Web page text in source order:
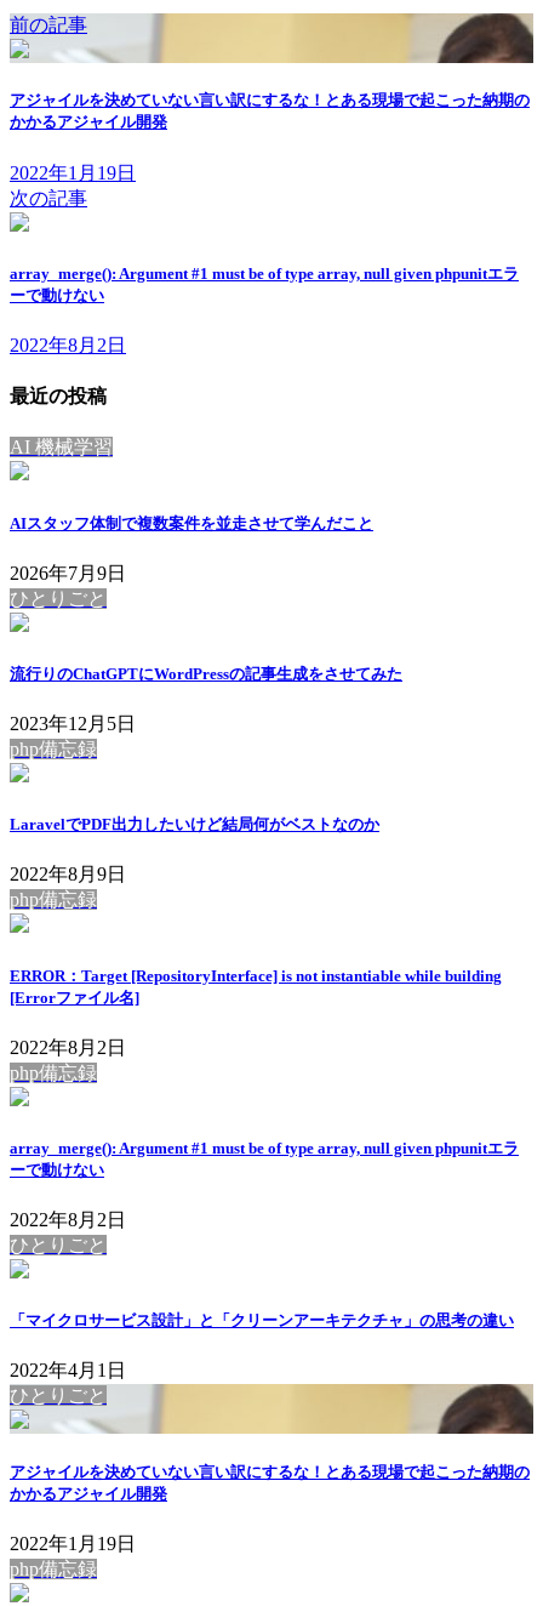
前の記事
アジャイルを決めていない言い訳にするな！とある現場で起こった納期の
かかるアジャイル開発
2022年1月19日
次の記事
array_merge(): Argument #1 must be of type array, null given phpunitエラ
ーで動けない
2022年8月2日
最近の投稿
AI 機械学習
AIスタッフ体制で複数案件を並走させて学んだこと
2026年7月9日
ひとりごと
流行りのChatGPTにWordPressの記事生成をさせてみた
2023年12月5日
php備忘録
LaravelでPDF出力したいけど結局何がベストなのか
2022年8月9日
php備忘録
ERROR：Target [RepositoryInterface] is not instantiable while building
[Errorファイル名]
2022年8月2日
php備忘録
array_merge(): Argument #1 must be of type array, null given phpunitエラ
ーで動けない
2022年8月2日
ひとりごと
「マイクロサービス設計」と「クリーンアーキテクチャ」の思考の違い
2022年4月1日
ひとりごと
アジャイルを決めていない言い訳にするな！とある現場で起こった納期の
かかるアジャイル開発
2022年1月19日
php備忘録